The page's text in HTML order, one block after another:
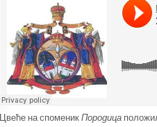
Цвеће на споменикПородица